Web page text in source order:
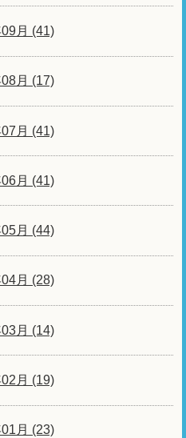
月 (41)
月 (17)
月 (41)
月 (41)
月 (44)
月 (28)
月 (14)
月 (19)
月 (23)